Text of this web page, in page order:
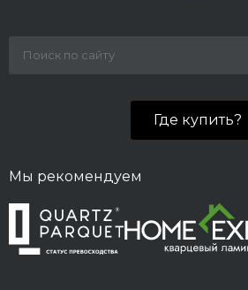
Где купить?
Мы рекомендуем